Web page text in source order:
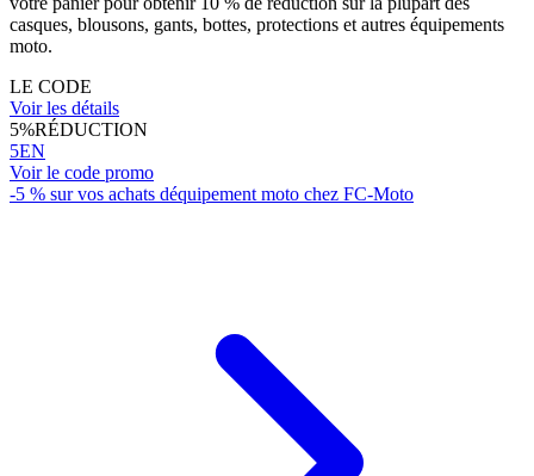
casques, blousons, gants, bottes, protections et autres équipements
moto.
LE CODE
Voir les détails
5%RÉDUCTION
5EN
Voir le code promo
-5 % sur vos achats déquipement moto chez FC-Moto